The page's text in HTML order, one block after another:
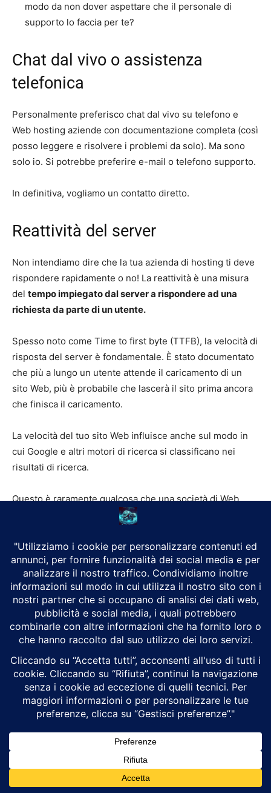
modo da non dover aspettare che il personale di
supporto lo faccia per te?
Chat dal vivo o assistenza
telefonica
Personalmente preferisco chat dal vivo su telefono e
Web hosting aziende con documentazione completa (così
posso leggere e risolvere i problemi da solo). Ma sono
solo io. Si potrebbe preferire e-mail o telefono supporto.
In definitiva, vogliamo un contatto diretto.
Reattività del server
Non intendiamo dire che la tua azienda di hosting ti deve
rispondere rapidamente o no! La reattività è una misura
del tempo impiegato dal server a rispondere ad una
richiesta da parte di un utente.
Spesso noto come Time to first byte (TTFB), la velocità di
risposta del server è fondamentale. È stato documentato
che più a lungo un utente attende il caricamento di un
sito Web, più è probabile che lascerà il sito prima ancora
che finisca il caricamento.
La velocità del tuo sito Web influisce anche sul modo in
cui Google e altri motori di ricerca si classificano nei
risultati di ricerca.
Questo è raramente qualcosa che una società di Web
hosting vi dirà. Una linea guida comune è spesso il
non sono a buon mercato.
SCOPRI L’HOSTING CON VELOCITÀ
DEL SITO, CONTROLLI DI SICUREZZA E
AGGIORNAMENTI PLUGIN INCLUSI,
PER OGNI CMS
Conclusione
In conclusione: non c’è mai una soluzione fissa
alle proprie esigenze di hosting Web.
un enorme sito di e-commerce. Sicuramente non
consiglierei un costoso hosting WordPress se tutto ciò